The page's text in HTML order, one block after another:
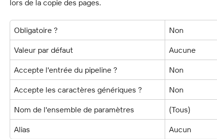
lors de la copie des pages.
Obligatoire ? Non
Valeur par défaut Aucune
Accepte l'entrée du pipeline ? Non
Accepte les caractères génériques ? Non
Nom de l'ensemble de paramètres (Tous)
Alias Aucun